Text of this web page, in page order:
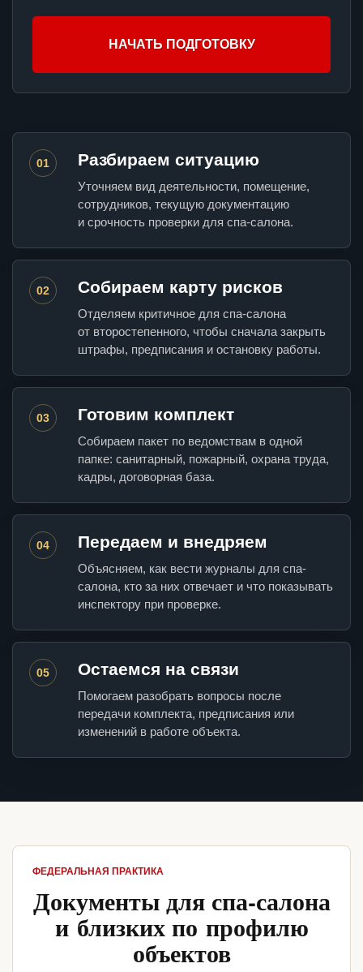
НАЧАТЬ ПОДГОТОВКУ
01 Разбираем ситуацию
Уточняем вид деятельности, помещение,
сотрудников, текущую документацию
и срочность проверки для спа-салона.
02 Собираем карту рисков
Отделяем критичное для спа-салона
от второстепенного, чтобы сначала закрыть
штрафы, предписания и остановку работы.
03 Готовим комплект
Собираем пакет по ведомствам в одной
папке: санитарный, пожарный, охрана труда,
кадры, договорная база.
04 Передаем и внедряем
Объясняем, как вести журналы для спа-
салона, кто за них отвечает и что показывать
инспектору при проверке.
05 Остаемся на связи
Помогаем разобрать вопросы после
передачи комплекта, предписания или
изменений в работе объекта.
ФЕДЕРАЛЬНАЯ ПРАКТИКА
Документы для спа-салона
и близких по профилю
объектов